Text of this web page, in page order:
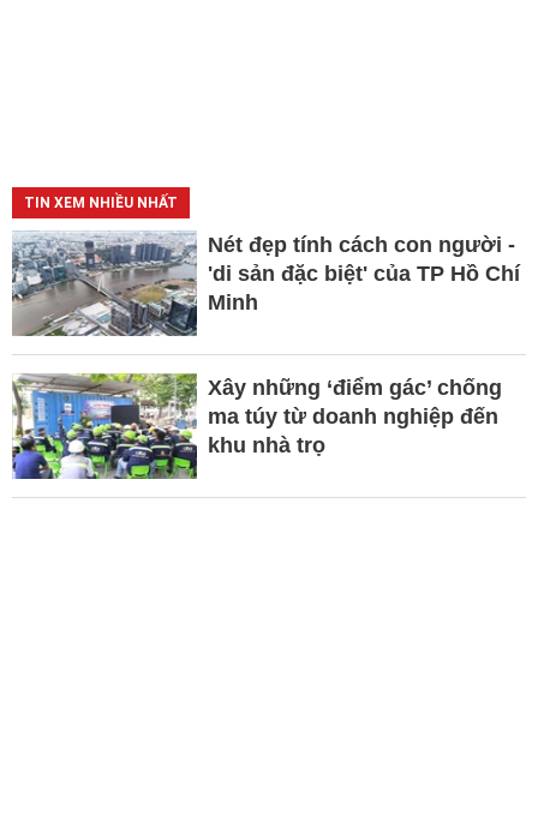
TIN XEM NHIỀU NHẤT
Nét đẹp tính cách con người -
'di sản đặc biệt' của TP Hồ Chí
Minh
Xây những ‘điểm gác’ chống
ma túy từ doanh nghiệp đến
khu nhà trọ